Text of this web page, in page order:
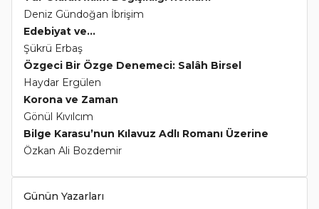
Deniz Gündoğan İbrişim
Edebiyat ve...
Şükrü Erbaş
Özgeci Bir Özge Denemeci: Salâh Birsel
Haydar Ergülen
Korona ve Zaman
Gönül Kıvılcım
Bilge Karasu’nun Kılavuz Adlı Romanı Üzerine
Özkan Ali Bozdemir
Günün Yazarları